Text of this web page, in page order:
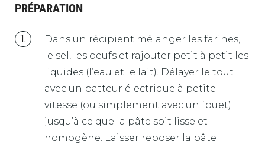
PRÉPARATION
Dans un récipient mélanger les farines,
le sel, les oeufs et rajouter petit à petit les
liquides (l’eau et le lait). Délayer le tout
avec un batteur électrique à petite
vitesse (ou simplement avec un fouet)
jusqu’à ce que la pâte soit lisse et
homogène. Laisser reposer la pâte